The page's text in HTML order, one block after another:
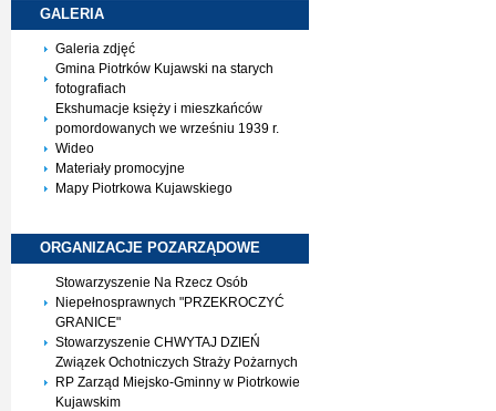
GALERIA
Galeria zdjęć
Gmina Piotrków Kujawski na starych
fotografiach
Ekshumacje księży i mieszkańców
pomordowanych we wrześniu 1939 r.
Wideo
Materiały promocyjne
Mapy Piotrkowa Kujawskiego
ORGANIZACJE POZARZĄDOWE
Stowarzyszenie Na Rzecz Osób
Niepełnosprawnych "PRZEKROCZYĆ
GRANICE"
Stowarzyszenie CHWYTAJ DZIEŃ
Związek Ochotniczych Straży Pożarnych
RP Zarząd Miejsko-Gminny w Piotrkowie
Kujawskim